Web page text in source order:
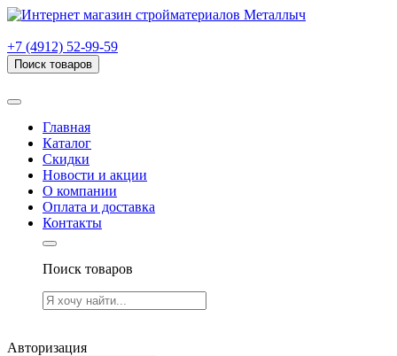
+7 (4912) 52-99-59
Поиск товаров
Главная
Каталог
Скидки
Новости и акции
О компании
Оплата и доставка
Контакты
Поиск товаров
Авторизация